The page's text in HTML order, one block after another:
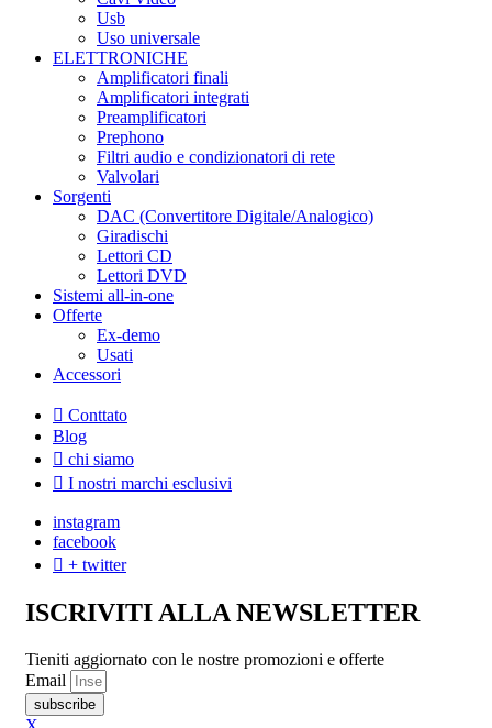
Usb
Uso universale
ELETTRONICHE
Amplificatori finali
Amplificatori integrati
Preamplificatori
Prephono
Filtri audio e condizionatori di rete
Valvolari
Sorgenti
DAC (Convertitore Digitale/Analogico)
Giradischi
Lettori CD
Lettori DVD
Sistemi all-in-one
Offerte
Ex-demo
Usati
Accessori
Conttato
Blog
chi siamo
I nostri marchi esclusivi
instagram
facebook
+ twitter
ISCRIVITI ALLA NEWSLETTER
Tieniti aggiornato con le nostre promozioni e offerte
Email
subscribe